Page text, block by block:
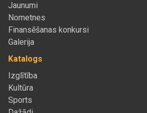
Jaunumi
Nometnes
Finansēšanas konkursi
Galerija
Katalogs
Izglītība
Kultūra
Sports